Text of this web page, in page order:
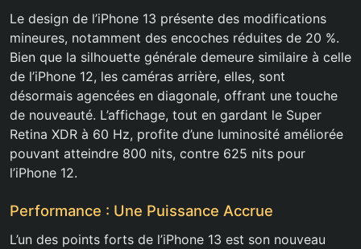
Le design de l’iPhone 13 présente des modifications
mineures, notamment des encoches réduites de 20 %.
Bien que la silhouette générale demeure similaire à celle
de l’iPhone 12, les caméras arrière, elles, sont
désormais agencées en diagonale, offrant une touche
de nouveauté. L’affichage, tout en gardant le Super
Retina XDR à 60 Hz, profite d’une luminosité améliorée
pouvant atteindre 800 nits, contre 625 nits pour
l’iPhone 12.
Performance : Une Puissance Accrue
L’un des points forts de l’iPhone 13 est son nouveau